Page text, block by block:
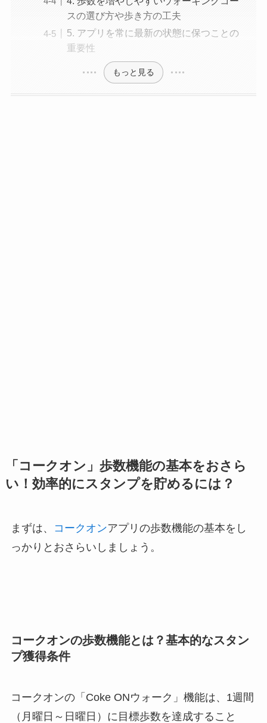
スの選び方や歩き方の工夫
5. アプリを常に最新の状態に保つことの
重要性
もっと見る
「コークオン」歩数機能の基本をおさら
い！効率的にスタンプを貯めるには？
まずは、 コークオンアプリの歩数機能の基本をし
っかりとおさらいしましょう。
コークオンの歩数機能とは？基本的なスタン
プ獲得条件
コークオンの「Coke ONウォーク」機能は、1週間
（月曜日～日曜日）に目標歩数を達成すること